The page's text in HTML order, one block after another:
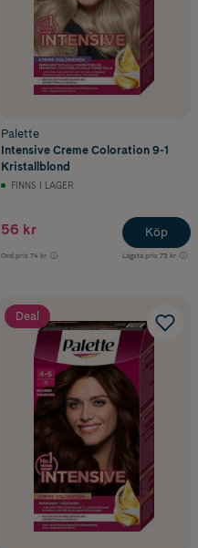
Palette
Intensive Creme Coloration 9-1
Kristallblond
FINNS I LAGER
56 kr
Ord.pris 74 kr Lägsta pris 73 kr
Köp
Deal